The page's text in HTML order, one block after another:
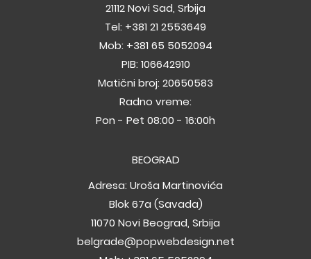
21112 Novi Sad, Srbija
Tel: +381 21 2553649
Mob: +381 65 5052094
PIB: 106642910
Matični broj: 20650583
Radno vreme:
Pon - Pet 08:00 - 16:00h
BEOGRAD
Adresa: Uroša Martinovića
Blok 67a (Savada)
11070 Novi Beograd, Srbija
belgrade@popwebdesign.net